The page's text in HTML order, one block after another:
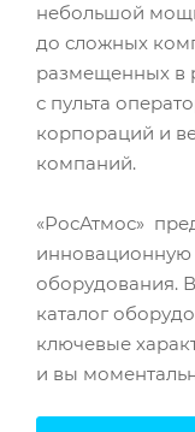
небольшой
до сложных
размещенных в
с пульта
корпораций и
компаний.
«РосАтмос»
инновационную
оборудования.
каталог
ключевые
и вы